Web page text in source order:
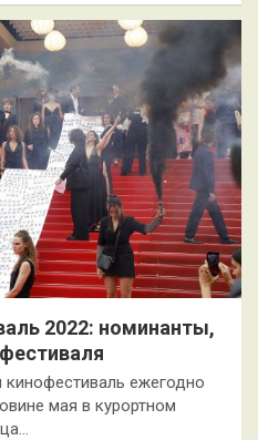
2022: номинанты,
ежегодно
мая в курортном